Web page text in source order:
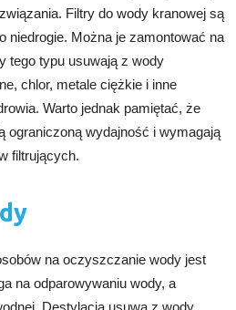
Filtry do wody kranowej są
niedrogie. Można je zamontować na
tego typu usuwają z wody
chlor, metale ciężkie i inne
Warto jednak pamiętać, że
ograniczoną wydajność i wymagają
filtrujących.
na oczyszczanie wody jest
na odparowywaniu wody, a
Destylacja usuwa z wody